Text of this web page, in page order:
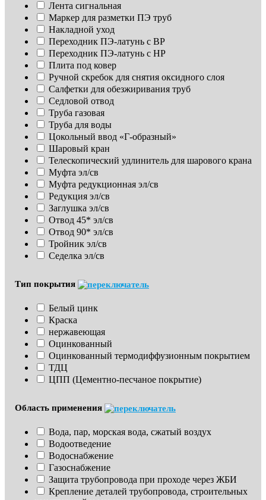
Лента сигнальная
Маркер для разметки ПЭ труб
Накладной уход
Переходник ПЭ-латунь с ВР
Переходник ПЭ-латунь с НР
Плита под ковер
Ручной скребок для снятия оксидного слоя
Салфетки для обезжиривания труб
Седловой отвод
Труба газовая
Труба для воды
Цокольный ввод «Г-образный»
Шаровый кран
Телескопический удлинитель для шарового крана
Муфта эл/св
Муфта редукционная эл/св
Редукция эл/св
Заглушка эл/св
Отвод 45* эл/св
Отвод 90* эл/св
Тройник эл/св
Седелка эл/св
Тип покрытия
Белый цинк
Краска
нержавеющая
Оцинкованный
Оцинкованный термодиффузионным покрытием
ТДЦ
ЦПП (Цементно-песчаное покрытие)
Область применения
Вода, пар, морская вода, сжатый воздух
Водоотведение
Водоснабжение
Газоснабжение
Защита трубопровода при проходе через ЖБИ
Крепление деталей трубопровода, строительных